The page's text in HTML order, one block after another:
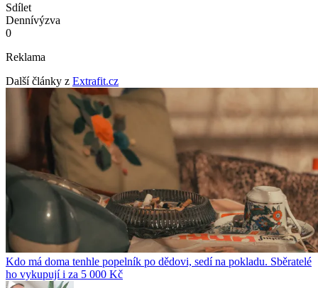
Sdílet
Dennívýzva
0
Reklama
Další články z Extrafit.cz
Kdo má doma tenhle popelník po dědovi, sedí na pokladu. Sběratelé
ho vykupují i za 5 000 Kč